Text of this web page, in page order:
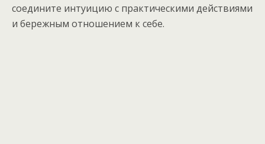
соедините интуицию с практическими действиями
и бережным отношением к себе.